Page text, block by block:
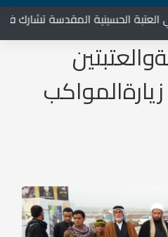
الحسينية المقدسة تشارك في